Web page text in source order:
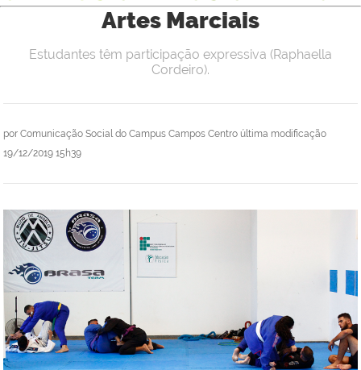
Artes Marciais
por Comunicação Social do Campus Campos Centro última modificação
19/12/2019 15h39
Estudantes têm participação expressiva (Raphaella
Cordeiro).